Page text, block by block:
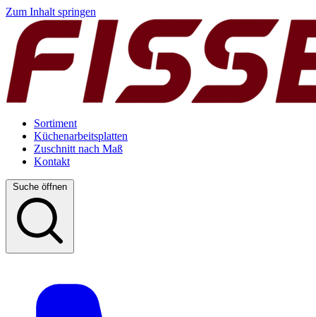
Zum Inhalt springen
Sortiment
Küchenarbeitsplatten
Zuschnitt nach Maß
Kontakt
Suche öffnen